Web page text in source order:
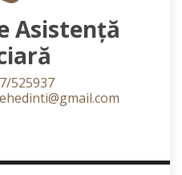
Asistență
525937